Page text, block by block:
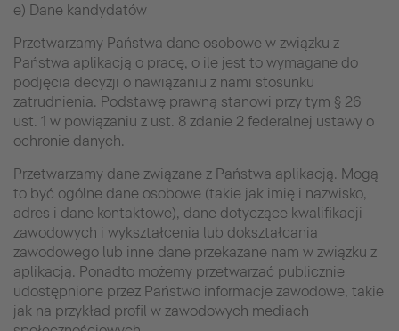
e) Dane kandydatów
Przetwarzamy Państwa dane osobowe w związku z
Państwa aplikacją o pracę, o ile jest to wymagane do
podjęcia decyzji o nawiązaniu z nami stosunku
zatrudnienia. Podstawę prawną stanowi przy tym § 26
ust. 1 w powiązaniu z ust. 8 zdanie 2 federalnej ustawy o
ochronie danych.
Przetwarzamy dane związane z Państwa aplikacją. Mogą
to być ogólne dane osobowe (takie jak imię i nazwisko,
adres i dane kontaktowe), dane dotyczące kwalifikacji
zawodowych i wykształcenia lub dokształcania
zawodowego lub inne dane przekazane nam w związku z
aplikacją. Ponadto możemy przetwarzać publicznie
udostępnione przez Państwo informacje zawodowe, takie
jak na przykład profil w zawodowych mediach